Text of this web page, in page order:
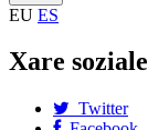
EU ES
Xare
Twitter